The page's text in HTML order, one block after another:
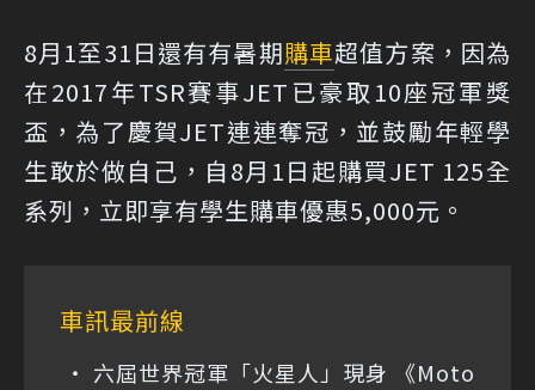
8月1至31日還有有暑期購車超值方案，因為
在2017年TSR賽事JET已豪取10座冠軍獎
盃，為了慶賀JET連連奪冠，並鼓勵年輕學
生敢於做自己，自8月1日起購買JET 125全
系列，立即享有學生購車優惠5,000元。
車訊最前線
六屆世界冠軍「火星人」現身 《Moto